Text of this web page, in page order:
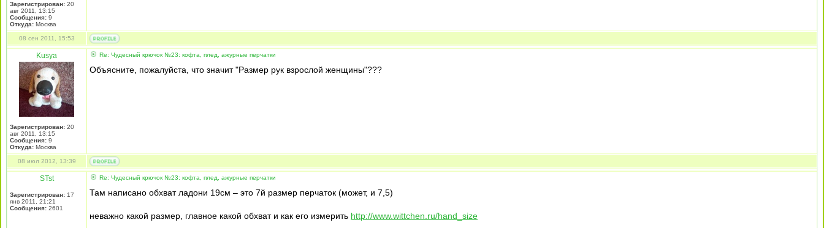
Зарегистрирован: 20
авг 2011, 13:15
Сообщения: 9
Откуда: Москва
08 сен 2011, 15:53
Kusya
Зарегистрирован: 20
авг 2011, 13:15
Сообщения: 9
Откуда: Москва
Re: Чудесный крючок №23: кофта, плед, ажурные перчатки
Объясните, пожалуйста, что значит "Размер рук взрослой женщины"???
08 июл 2012, 13:39
STst
Зарегистрирован: 17
янв 2011, 21:21
Сообщения: 2601
Re: Чудесный крючок №23: кофта, плед, ажурные перчатки
Там написано обхват ладони 19см – это 7й размер перчаток (может, и 7,5)
неважно какой размер, главное какой обхват и как его измерить http://www.wittchen.ru/hand_size